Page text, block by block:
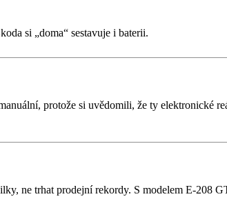
si „doma“ sestavuje i baterii.
protože si uvědomili, že ty elektronické
ne trhat prodejní rekordy. S modelem E-208